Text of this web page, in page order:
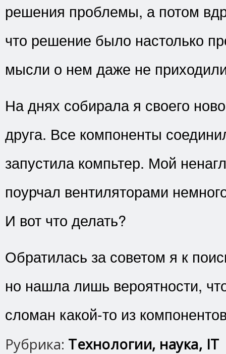
решения проблемы, а потом
что решение было настолько
мысли о нем даже не
На днях собирала я своего
друга. Все компоненты
запустила компьтер. Мой
поурчал вентиляторами
И вот что делать?
Обратилась за советом я к
но нашла лишь вероятности,
сломан какой-то из
Рубрика: Технологии, наука, IT